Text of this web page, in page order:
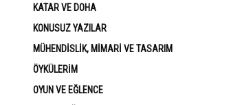
KATAR VE DOHA
KONUSUZ YAZILAR
MÜHENDISLIK, MIMARI VE TASARIM
ÖYKÜLERIM
OYUN VE EĞLENCE